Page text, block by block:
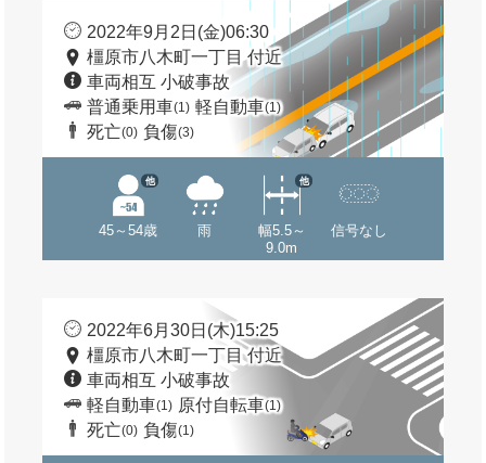
2022年9月2日(金)06:30
橿原市八木町一丁目 付近
車両相互 小破事故
普通乗用車(1) 軽自動車(1)
死亡(0) 負傷(3)
45～54歳
他
雨
幅5.5～
9.0m
他
信号なし
2022年6月30日(木)15:25
橿原市八木町一丁目 付近
車両相互 小破事故
軽自動車(1) 原付自転車(1)
死亡(0) 負傷(1)